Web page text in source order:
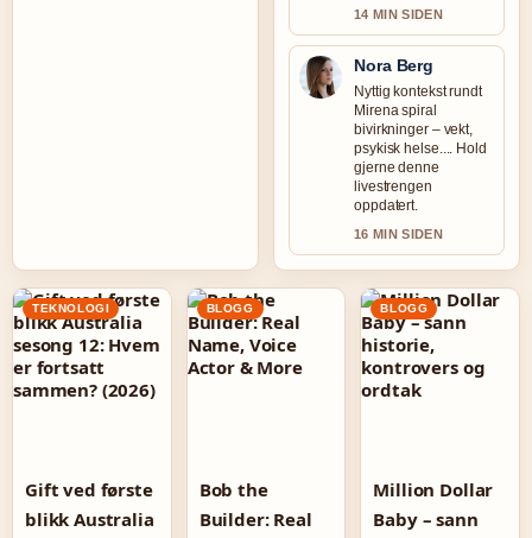
14 MIN SIDEN
Nora Berg
Nyttig kontekst rundt
Mirena spiral
bivirkninger – vekt,
psykisk helse.... Hold
gjerne denne
livestrengen
oppdatert.
16 MIN SIDEN
TEKNOLOGI
Gift ved første
blikk Australia
BLOGG
Bob the
Builder: Real
BLOGG
Million Dollar
Baby – sann